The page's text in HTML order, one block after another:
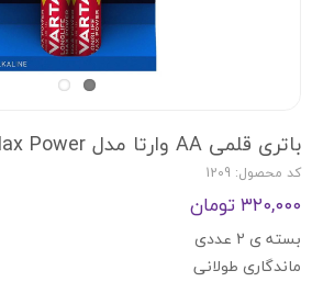
باتری قلمی AA وارتا مدل Max Power
کد محصول: 1209
۳۲۰,۰۰۰ تومان
بسته ‌ی 2 عددی
ماندگاری طولانی